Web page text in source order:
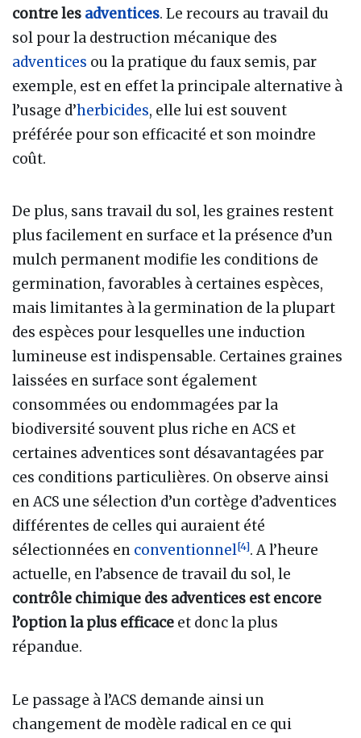
contre les adventices. Le recours au travail du
sol pour la destruction mécanique des
adventices ou la pratique du faux semis, par
exemple, est en effet la principale alternative à
l’usage d’herbicides, elle lui est souvent
préférée pour son efficacité et son moindre
coût.
De plus, sans travail du sol, les graines restent
plus facilement en surface et la présence d’un
mulch permanent modifie les conditions de
germination, favorables à certaines espèces,
mais limitantes à la germination de la plupart
des espèces pour lesquelles une induction
lumineuse est indispensable. Certaines graines
laissées en surface sont également
consommées ou endommagées par la
biodiversité souvent plus riche en ACS et
certaines adventices sont désavantagées par
ces conditions particulières. On observe ainsi
en ACS une sélection d’un cortège d’adventices
différentes de celles qui auraient été
sélectionnées en conventionnel[4]. A l’heure
actuelle, en l’absence de travail du sol, le
contrôle chimique des adventices est encore
l’option la plus efficace et donc la plus
répandue.
Le passage à l’ACS demande ainsi un
changement de modèle radical en ce qui